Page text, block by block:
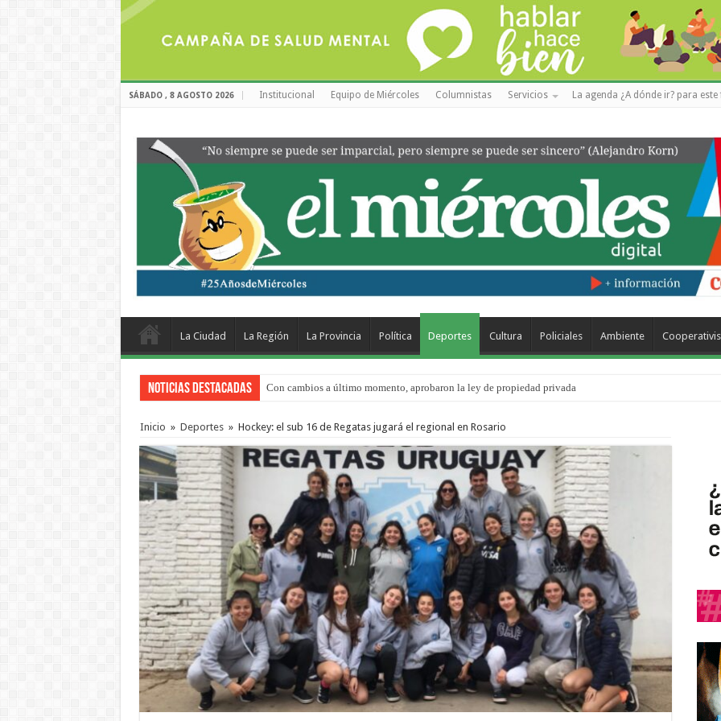
SÁBADO , 8 AGOSTO 2026 Institucional Equipo de Miércoles Columnistas Servicios La agenda ¿A dónde ir? para este
La Ciudad La Región La Provincia Política Deportes Cultura Policiales Ambiente
Noticias Destacadas Con cambios a último momento, aprobaron la ley de propiedad privada
Adopción en Entre Ríos: el 35% de los 90 niños, niñas y adolescentes que esperan una familia tiene
Inicio » Deportes » Hockey: el sub 16 de Regatas jugará el regional en Rosario